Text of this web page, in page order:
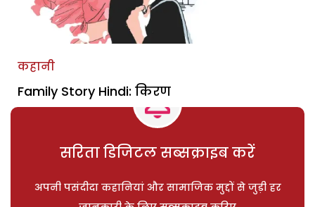
कहानी
Family Story Hindi: किरण
सरिता डिजिटल सब्सक्राइब करें
अपनी पसंदीदा कहानियां और सामाजिक मुद्दों से जुड़ी हर